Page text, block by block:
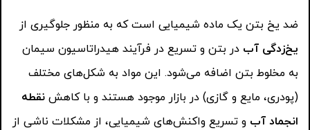
ضد یخ بتن یک ماده شیمیایی است که به منظور جلوگیری از
یخ‌زدگی آب در بتن و تسریع در فرآیند هیدراتاسیون سیمان
به مخلوط بتن اضافه می‌شود. این مواد به شکل‌های مختلف
(پودری، مایع و گازی) در بازار موجود هستند و با کاهش نقطه
انجماد آب و تسریع واکنش‌های شیمیایی، از مشکلات ناشی از